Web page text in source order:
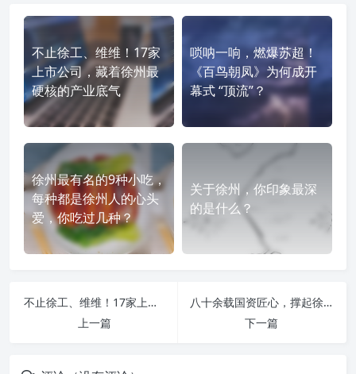
不止徐工、维维！17家
上市公司，藏着徐州最
硬核的产业底气
唢呐一响，燃爆苏超！
《百鸟朝凤》为何成开
幕式 “顶流”？
徐州最有名的9种小吃，
每种都是徐州人的心头
爱，你吃过几种？
关于徐州，你印象最深
的是什么？
不止徐工、维维！17家上市公司，藏着徐州最硬核的产业底气
上一篇
八十余载国资匠心，撑起徐州财税脊梁：低调实力派——徐州卷烟厂
下一篇